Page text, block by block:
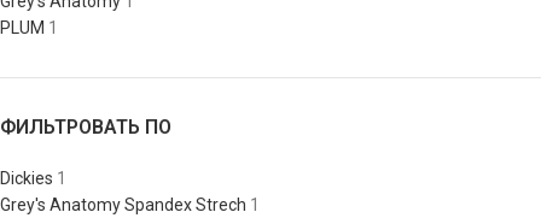
PLUM 1
ФИЛЬТРОВАТЬ ПО
Dickies 1
Grey's Anatomy Spandex Strech 1